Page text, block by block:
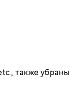
также убраны